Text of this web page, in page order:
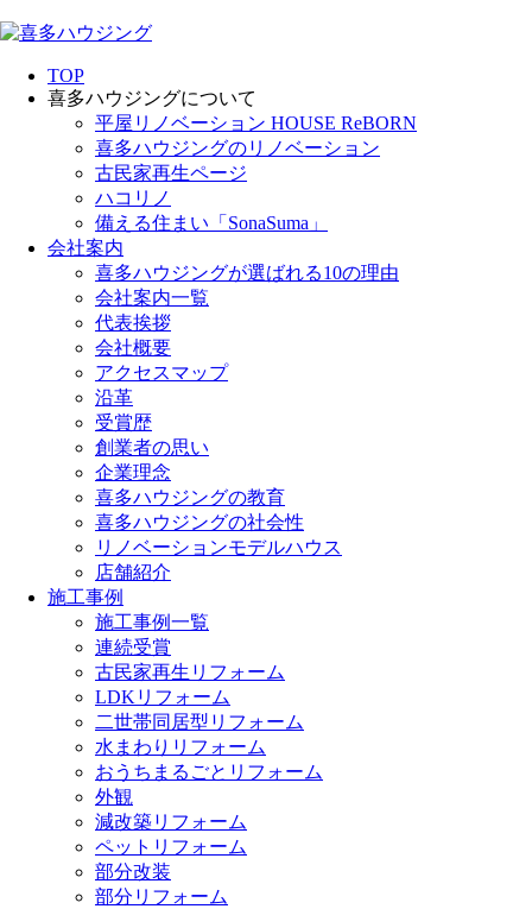
TOP
喜多ハウジングについて
平屋リノベーション HOUSE ReBORN
喜多ハウジングのリノベーション
古民家再生ページ
ハコリノ
備える住まい「SonaSuma」
会社案内
喜多ハウジングが選ばれる10の理由
会社案内一覧
代表挨拶
会社概要
アクセスマップ
沿革
受賞歴
創業者の思い
企業理念
喜多ハウジングの教育
喜多ハウジングの社会性
リノベーションモデルハウス
店舗紹介
施工事例
施工事例一覧
連続受賞
古民家再生リフォーム
LDKリフォーム
二世帯同居型リフォーム
水まわりリフォーム
おうちまるごとリフォーム
外観
減改築リフォーム
ペットリフォーム
部分改装
部分リフォーム